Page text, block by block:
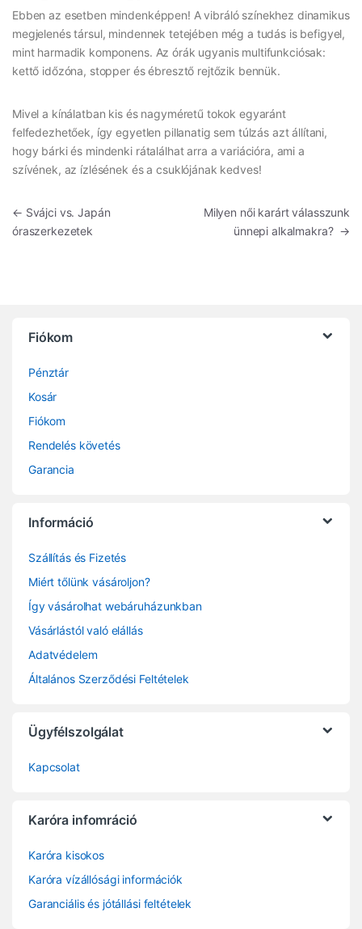
Ebben az esetben mindenképpen! A vibráló színekhez dinamikus
megjelenés társul, mindennek tetejében még a tudás is befigyel,
mint harmadik komponens. Az órák ugyanis multifunkciósak:
kettő időzóna, stopper és ébresztő rejtőzik bennük.
Mivel a kínálatban kis és nagyméretű tokok egyaránt
felfedezhetőek, így egyetlen pillanatig sem túlzás azt állítani,
hogy bárki és mindenki rátalálhat arra a variációra, ami a
szívének, az ízlésének és a csuklójának kedves!
Bejegyzés navigáció
← Svájci vs. Japán
óraszerkezetek
Milyen női karárt válasszunk
ünnepi alkalmakra? →
Fiókom
Pénztár
Kosár
Fiókom
Rendelés követés
Garancia
Információ
Szállítás és Fizetés
Miért tőlünk vásároljon?
Így vásárolhat webáruházunkban
Vásárlástól való elállás
Adatvédelem
Általános Szerződési Feltételek
Ügyfélszolgálat
Kapcsolat
Karóra infomráció
Karóra kisokos
Karóra vízállósági információk
Garanciális és jótállási feltételek